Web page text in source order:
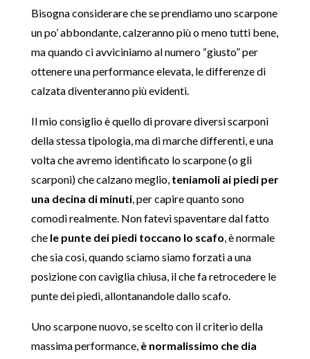
Bisogna considerare che se prendiamo uno scarpone
un po’ abbondante, calzeranno più o meno tutti bene,
ma quando ci avviciniamo al numero “giusto” per
ottenere una performance elevata, le differenze di
calzata diventeranno più evidenti.
Il mio consiglio è quello di provare diversi scarponi
della stessa tipologia, ma di marche differenti, e una
volta che avremo identificato lo scarpone (o gli
scarponi) che calzano meglio, teniamoli ai piedi per
una decina di minuti, per capire quanto sono
comodi realmente. Non fatevi spaventare dal fatto
che le punte dei piedi toccano lo scafo, è normale
che sia così, quando sciamo siamo forzati a una
posizione con caviglia chiusa, il che fa retrocedere le
punte dei piedi, allontanandole dallo scafo.
Uno scarpone nuovo, se scelto con il criterio della
massima performance, è normalissimo che dia